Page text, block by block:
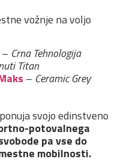
vožnje na voljo
– Crna Tehnologija
Titan
– Ceramic Grey
svojo edinstveno
potovalnega
pa vse do
mobilnosti.